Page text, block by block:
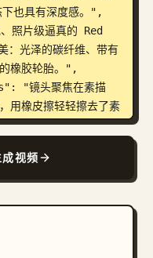
也具有深度感。",
片级逼真的 Red
光泽的碳纤维、带有
橡胶轮胎。",
镜头聚焦在素描
用橡皮擦轻轻擦去了素
- 7.0s": "一场神奇
为 3D 纹理材质。绘图
悬浮片刻后落下。",
在纸面上。引擎发出
且逼真的热浪。" } },
视频